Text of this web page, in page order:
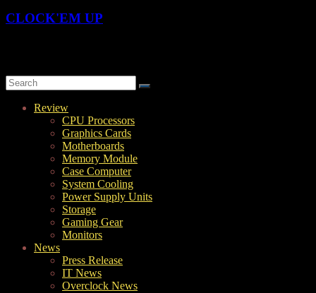
CLOCK'EM UP
Review
CPU Processors
Graphics Cards
Motherboards
Memory Module
Case Computer
System Cooling
Power Supply Units
Storage
Gaming Gear
Monitors
News
Press Release
IT News
Overclock News